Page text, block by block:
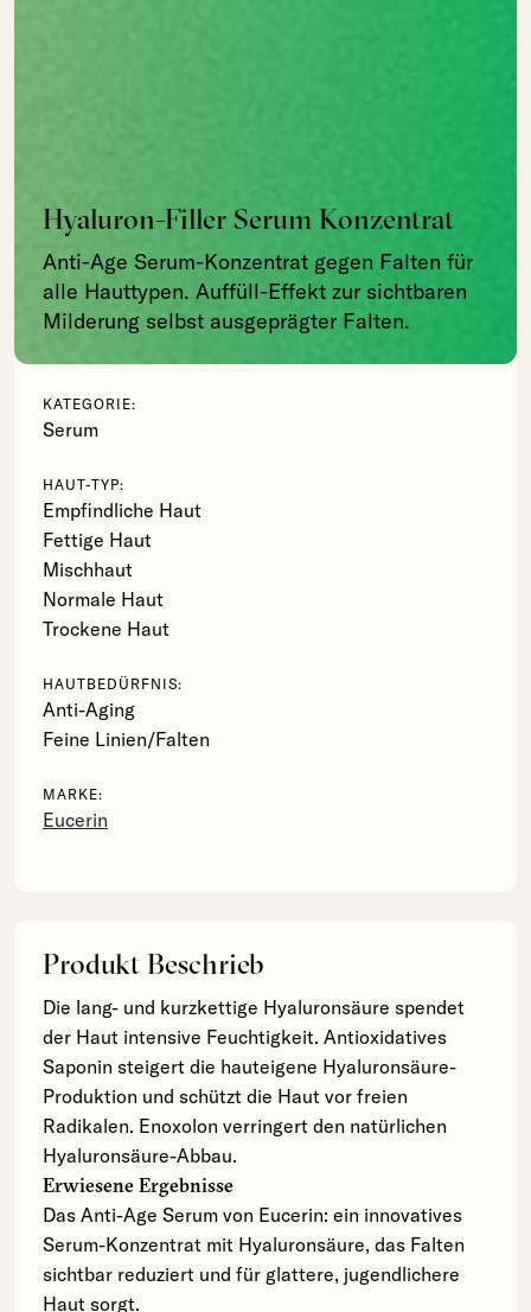
Hyaluron-Filler Serum Konzentrat
Anti-Age Serum-Konzentrat gegen Falten für
alle Hauttypen. Auffüll-Effekt zur sichtbaren
Milderung selbst ausgeprägter Falten.
KATEGORIE:
Serum
HAUT-TYP:
Empfindliche Haut
Fettige Haut
Mischhaut
Normale Haut
Trockene Haut
HAUTBEDÜRFNIS:
Anti-Aging
Feine Linien/Falten
MARKE:
Eucerin
Produkt Beschrieb
Die lang- und kurzkettige Hyaluronsäure spendet
der Haut intensive Feuchtigkeit. Antioxidatives
Saponin steigert die hauteigene Hyaluronsäure-
Produktion und schützt die Haut vor freien
Radikalen. Enoxolon verringert den natürlichen
Hyaluronsäure-Abbau.
Erwiesene Ergebnisse
Das Anti-Age Serum von Eucerin: ein innovatives
Serum-Konzentrat mit Hyaluronsäure, das Falten
sichtbar reduziert und für glattere, jugendlichere
Haut sorgt.